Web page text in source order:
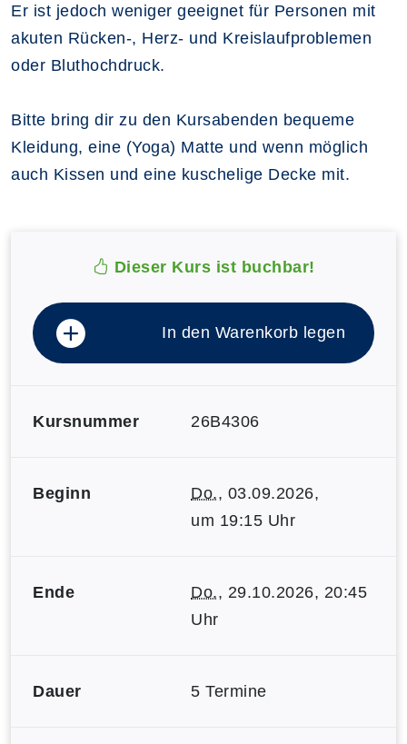
Er ist jedoch weniger geeignet für Personen mit
akuten Rücken-, Herz- und Kreislaufproblemen
oder Bluthochdruck.
Bitte bring dir zu den Kursabenden bequeme
Kleidung, eine (Yoga) Matte und wenn möglich
auch Kissen und eine kuschelige Decke mit.
Dieser Kurs ist buchbar!
In den Warenkorb legen
Kursnummer 26B4306
Beginn Do., 03.09.2026,
um 19:15 Uhr
Ende Do., 29.10.2026, 20:45
Uhr
Dauer 5 Termine